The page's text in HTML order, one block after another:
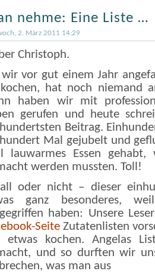
nehme: Eine Liste …
2. März 2011 14:29
Christoph.
wir vor gut einem Jahr
hat noch niemand
haben wir mit
gerufen und heute
Beitrag.
Mal gejubelt und
lauwarmes Essen
werden mussten. Toll!
oder nicht – dieser
ganz besonderes,
haben: Unsere
Seite Zutatenlisten
etwas kochen. Angelas
und so durften wir
was man aus